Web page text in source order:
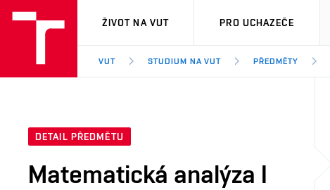
VUT
ŽIVOT NA VUT PRO UCHAZEČE
VUT STUDIUM NA VUT PŘEDMĚTY
DETAIL PŘEDMĚTU
Matematická analýza I